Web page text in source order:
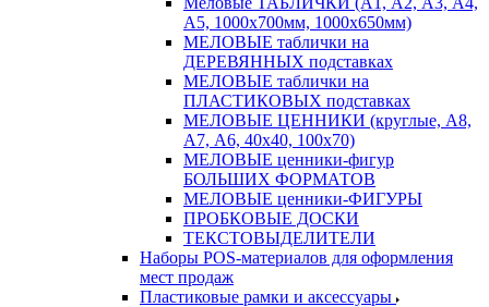
А5, 1000х700мм, 1000х650мм)
МЕЛОВЫЕ таблички на
ДЕРЕВЯННЫХ подставках
МЕЛОВЫЕ таблички на
ПЛАСТИКОВЫХ подставках
МЕЛОВЫЕ ЦЕННИКИ (круглые, А8,
А7, А6, 40х40, 100х70)
МЕЛОВЫЕ ценники-фигур
БОЛЬШИХ ФОРМАТОВ
МЕЛОВЫЕ ценники-ФИГУРЫ
ПРОБКОВЫЕ ДОСКИ
ТЕКСТОВЫДЕЛИТЕЛИ
Наборы POS-материалов для оформления
мест продаж
Пластиковые рамки и аксессуары